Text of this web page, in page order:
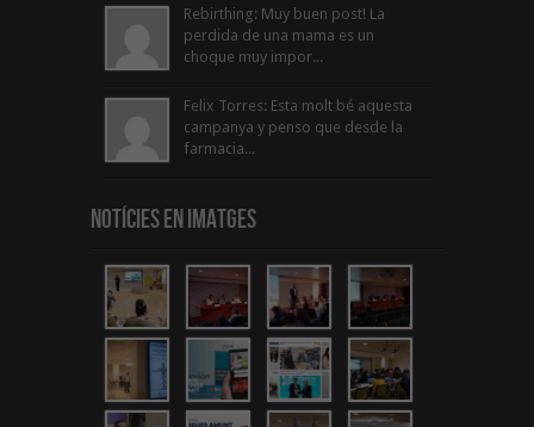
Rebirthing: Muy buen post! La
perdida de una mama es un
choque muy impor...
Felix Torres: Esta molt bé aquesta
campanya y penso que desde la
farmacia...
Notícies en Imatges